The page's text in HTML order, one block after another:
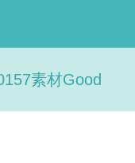
素材Good